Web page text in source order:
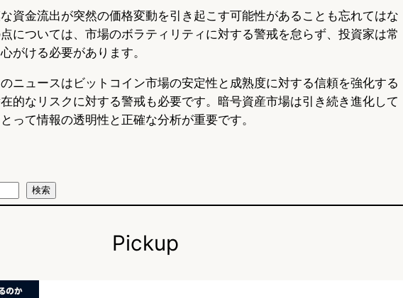
資金流出が突然の価格変動を引き起こす可能性があることも忘れてはな
については、市場のボラティリティに対する警戒を怠らず、投資家は常
がける必要があります。
ニュースはビットコイン市場の安定性と成熟度に対する信頼を強化する
的なリスクに対する警戒も必要です。暗号資産市場は引き続き進化して
って情報の透明性と正確な分析が重要です。
検索
Pickup